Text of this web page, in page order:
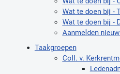
Wat te doen bij -
Wat te doen bij -
Aanmelden
Taakgroepen
Coll. v.